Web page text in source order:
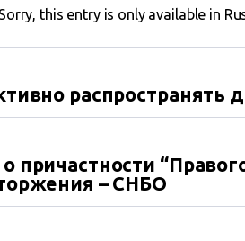
Sorry, this entry is only available in
распространять
причастности
– СНБО